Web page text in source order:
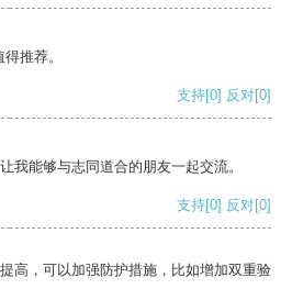
推荐。
支持[0] 反对[0]
我能够与志同道合的朋友一起交流。
支持[0] 反对[0]
高，可以加强防护措施，比如增加双重验